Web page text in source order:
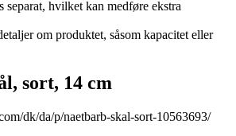
separat, hvilket kan medføre ekstra
om produktet, såsom kapacitet eller
sort, 14 cm
dk/da/p/naetbarb-skal-sort-10563693/